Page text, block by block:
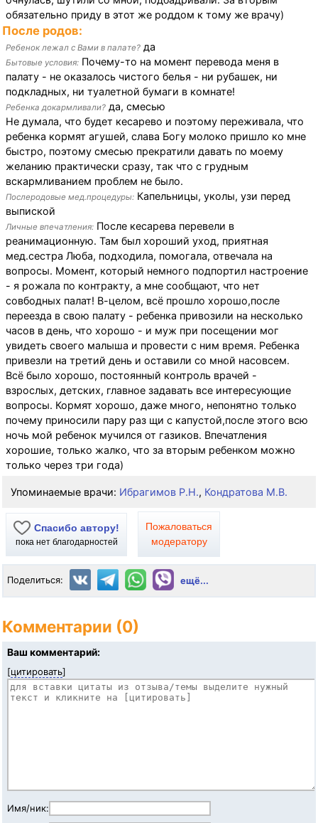
обязательно приду в этот же роддом к тому же врачу)
После родов:
Ребенок лежал с Вами в палате? да
Бытовые условия: Почему-то на момент перевода меня в
палату - не оказалось чистого белья - ни рубашек, ни
подкладных, ни туалетной бумаги в комнате!
Ребенка докармливали? да, смесью
Не думала, что будет кесарево и поэтому переживала, что
ребенка кормят агушей, слава Богу молоко пришло ко мне
быстро, поэтому смесью прекратили давать по моему
желанию практически сразу, так что с грудным
вскармливанием проблем не было.
Послеродовые мед.процедуры: Капельницы, уколы, узи перед
выпиской
Личные впечатления: После кесарева перевели в
реанимационную. Там был хороший уход, приятная
мед.сестра Люба, подходила, помогала, отвечала на
вопросы. Момент, который немного подпортил настроение
- я рожала по контракту, а мне сообщают, что нет
совбодных палат! В-целом, всё прошло хорошо,после
переезда в свою палату - ребенка привозили на несколько
часов в день, что хорошо - и муж при посещении мог
увидеть своего малыша и провести с ним время. Ребенка
привезли на третий день и оставили со мной насовсем.
Всё было хорошо, постоянный контроль врачей -
взрослых, детских, главное задавать все интересующие
вопросы. Кормят хорошо, даже много, непонятно только
почему приносили пару раз щи с капустой,после этого всю
ночь мой ребенок мучился от газиков. Впечатления
хорошие, только жалко, что за вторым ребенком можно
только через три года)
Упоминаемые врачи: Ибрагимов Р.Н., Кондратова М.В.
Спасибо автору!
пока нет благодарностей
Пожаловаться
модератору
Поделиться: ещё...
Комментарии (0)
Ваш комментарий:
[цитировать]
Имя/ник: